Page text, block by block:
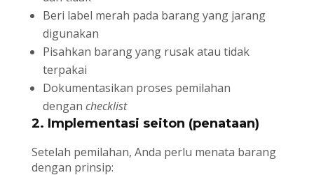
Beri label merah pada barang yang jarang
digunakan
Pisahkan barang yang rusak atau tidak
terpakai
Dokumentasikan proses pemilahan
dengan checklist
2. Implementasi seiton (penataan)
Setelah pemilahan, Anda perlu menata barang
dengan prinsip: